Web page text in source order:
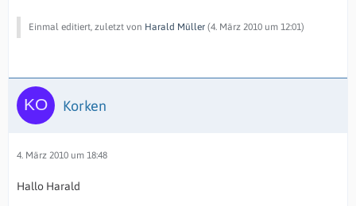
Einmal editiert, zuletzt von Harald Müller (4. März 2010 um 12:01)
Korken
4. März 2010 um 18:48
Hallo Harald